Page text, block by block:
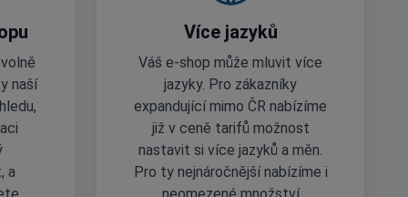
naší
a
Více jazyků
Váš e-shop může mluvit více
jazyky. Pro zákazníky
expandující mimo ČR nabízíme
již v ceně tarifů možnost
nastavit si více jazyků a měn.
Pro ty nejnáročnější nabízíme i